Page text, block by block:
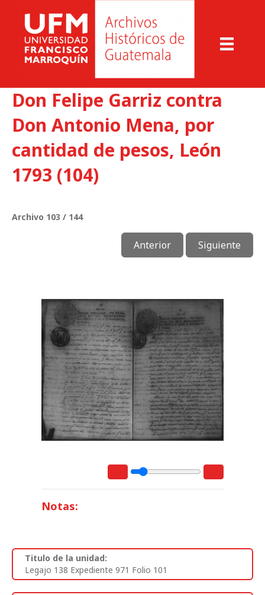
Don Felipe Garriz contra
Don Antonio Mena, por
cantidad de pesos, León
1793 (104)
Archivo 103 / 144
Anterior Siguiente
Notas:
Titulo de la unidad:
Legajo 138 Expediente 971 Folio 101